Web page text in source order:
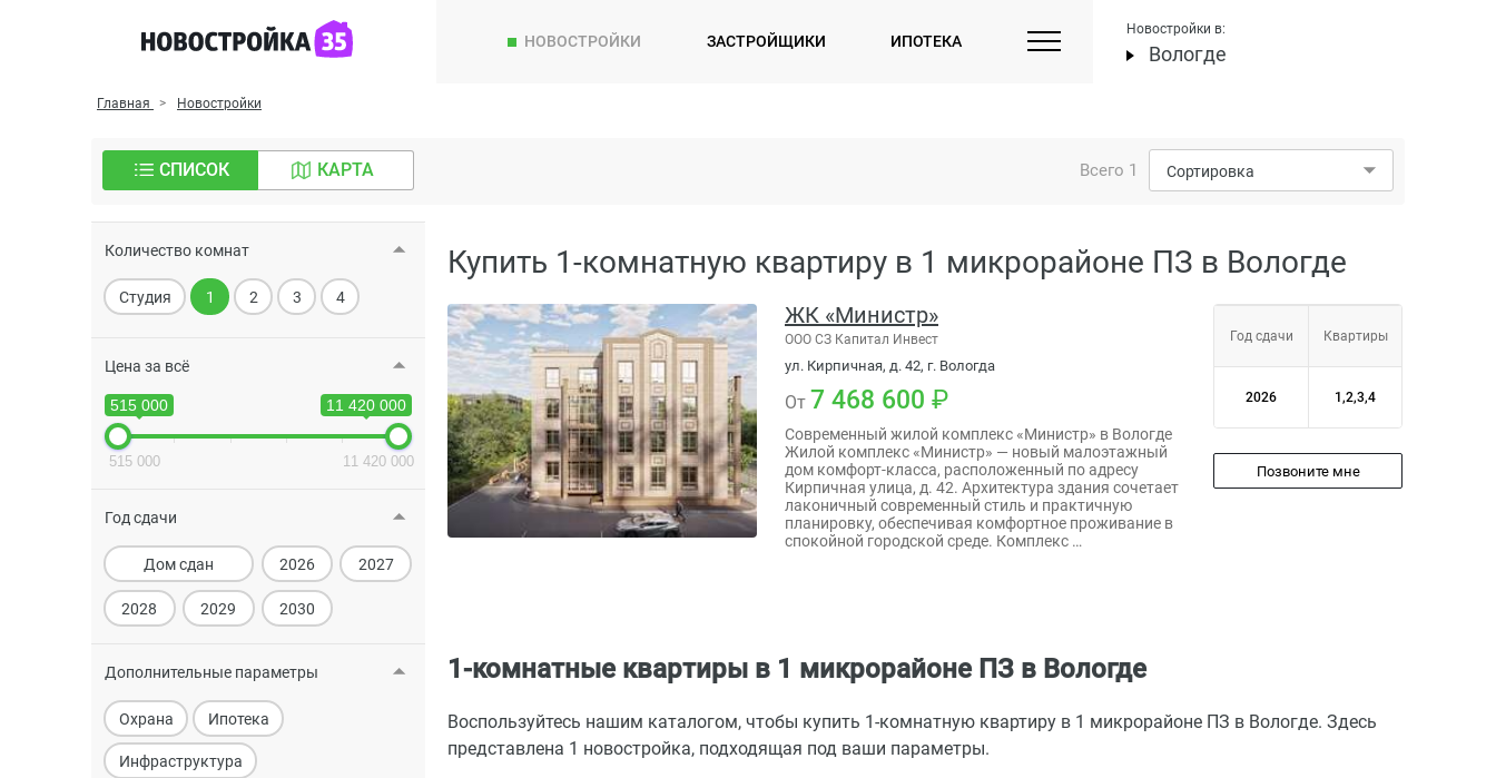
НОВОСТРОЙКИ ЗАСТРОЙЩИКИ ИПОТЕКА
Новостройки в:
Вологде
Главная Новостройки
СПИСОК КАРТА Всего 1 Сортировка
Количество комнат
Студия 1 2 3 4
Цена за всё
515 000 11 420 000
515 000 11 420 000
Год сдачи
Дом сдан 2026 2027
2028 2029 2030
Дополнительные параметры
Охрана Ипотека
Инфраструктура
Купить 1-комнатную квартиру в 1 микрорайоне ПЗ в Вологде
ЖК «Министр»
ООО СЗ Капитал Инвест
ул. Кирпичная, д. 42, г. Вологда
От 7 468 600
Современный жилой комплекс «Министр» в Вологде
Жилой комплекс «Министр» — новый малоэтажный
дом комфорт-класса, расположенный по адресу
Кирпичная улица, д. 42. Архитектура здания сочетает
лаконичный современный стиль и практичную
планировку, обеспечивая комфортное проживание в
спокойной городской среде. Комплекс …
Год сдачи Квартиры
2026 1,2,3,4
Позвоните мне
1-комнатные квартиры в 1 микрорайоне ПЗ в Вологде
Воспользуйтесь нашим каталогом, чтобы купить 1-комнатную квартиру в 1 микрорайоне ПЗ в Вологде. Здесь
представлена 1 новостройка, подходящая под ваши параметры.